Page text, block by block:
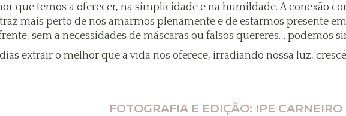
que temos a oferecer, na simplicidade e na humildade. A conexão
mais perto de nos amarmos plenamente e de estarmos presente
sem a necessidades de máscaras ou falsos quereres… podemos
extrair o melhor que a vida nos oferece, irradiando nossa luz,
FOTOGRAFIA E EDIÇÃO: IPE CARNEIRO